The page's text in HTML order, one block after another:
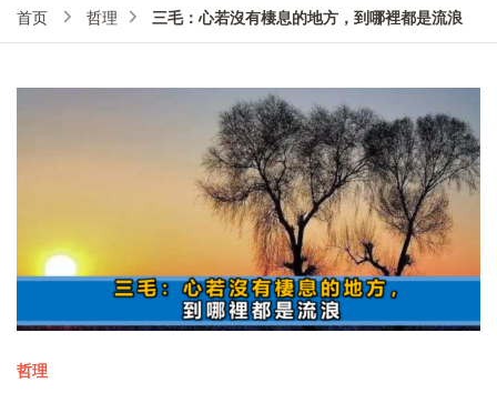
首页 哲理 三毛：心若沒有棲息的地方，到哪裡都是流浪
哲理